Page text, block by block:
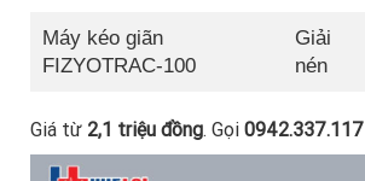
Máy kéo giãn
FIZYOTRAC-100
Giải
nén
Giá từ 2,1 triệu đồng. Gọi 0942.337.117